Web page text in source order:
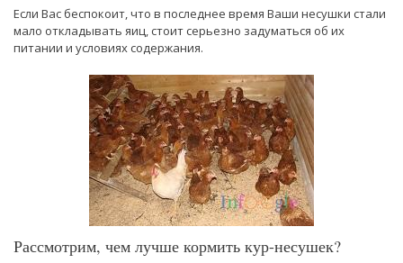
Если Вас беспокоит, что в последнее время Ваши несушки стали
мало откладывать яиц, стоит серьезно задуматься об их
питании и условиях содержания.
Рассмотрим, чем лучше кормить кур-несушек?